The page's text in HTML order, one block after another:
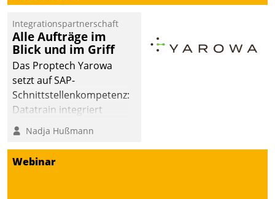
Integrationspartnerschaft
Alle Aufträge im
Blick und im Griff
Das Proptech Yarowa
setzt auf SAP-
Schnittstellenkompetenz:
Datatrain integriert
Yarowas Portal zur
Vergabe und Verwaltung
von Aufträgen der
operativen
Nadja Hußmann
Webinar